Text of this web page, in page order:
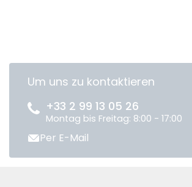
Um uns zu kontaktieren
+33 2 99 13 05 26
Montag bis Freitag: 8:00 - 17:00
Per E-Mail